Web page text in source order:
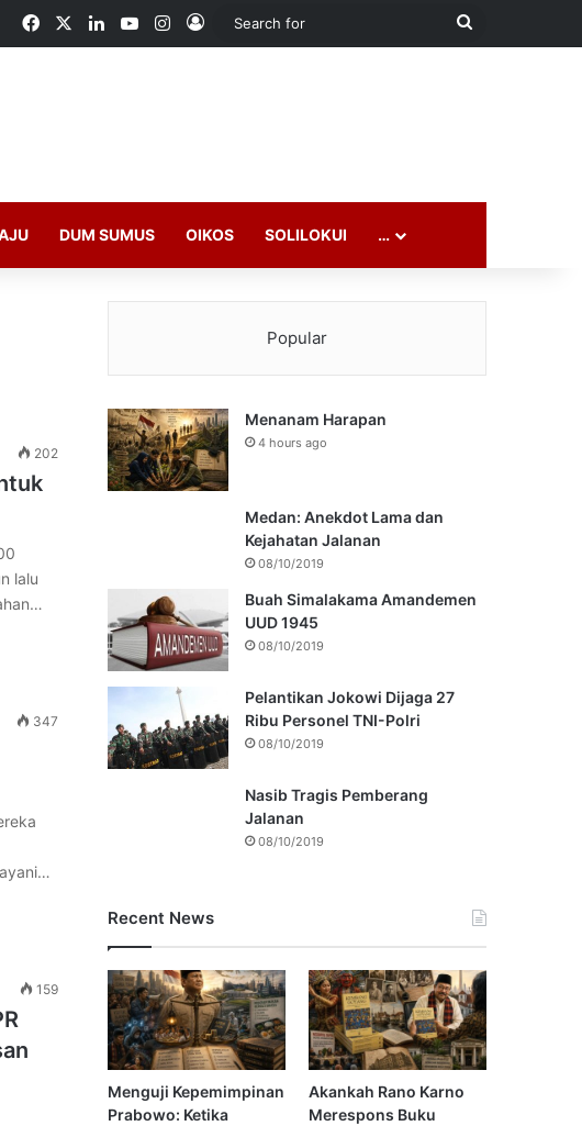
FacebookLinkedInYouTubeInstagram
Log In
Search
DUM SUMUS OIKOS SOLILOKUI …
202
lalu
347
159
Popular
Menanam Harapan
4 hours ago
Medan: Anekdot Lama dan
Kejahatan Jalanan
08/10/2019
Buah Simalakama Amandemen
UUD 1945
08/10/2019
Pelantikan Jokowi Dijaga 27
Ribu Personel TNI-Polri
08/10/2019
Nasib Tragis Pemberang
Jalanan
08/10/2019
Recent News
Menguji Kepemimpinan
Prabowo: Ketika
Akankah Rano Karno
Merespons Buku